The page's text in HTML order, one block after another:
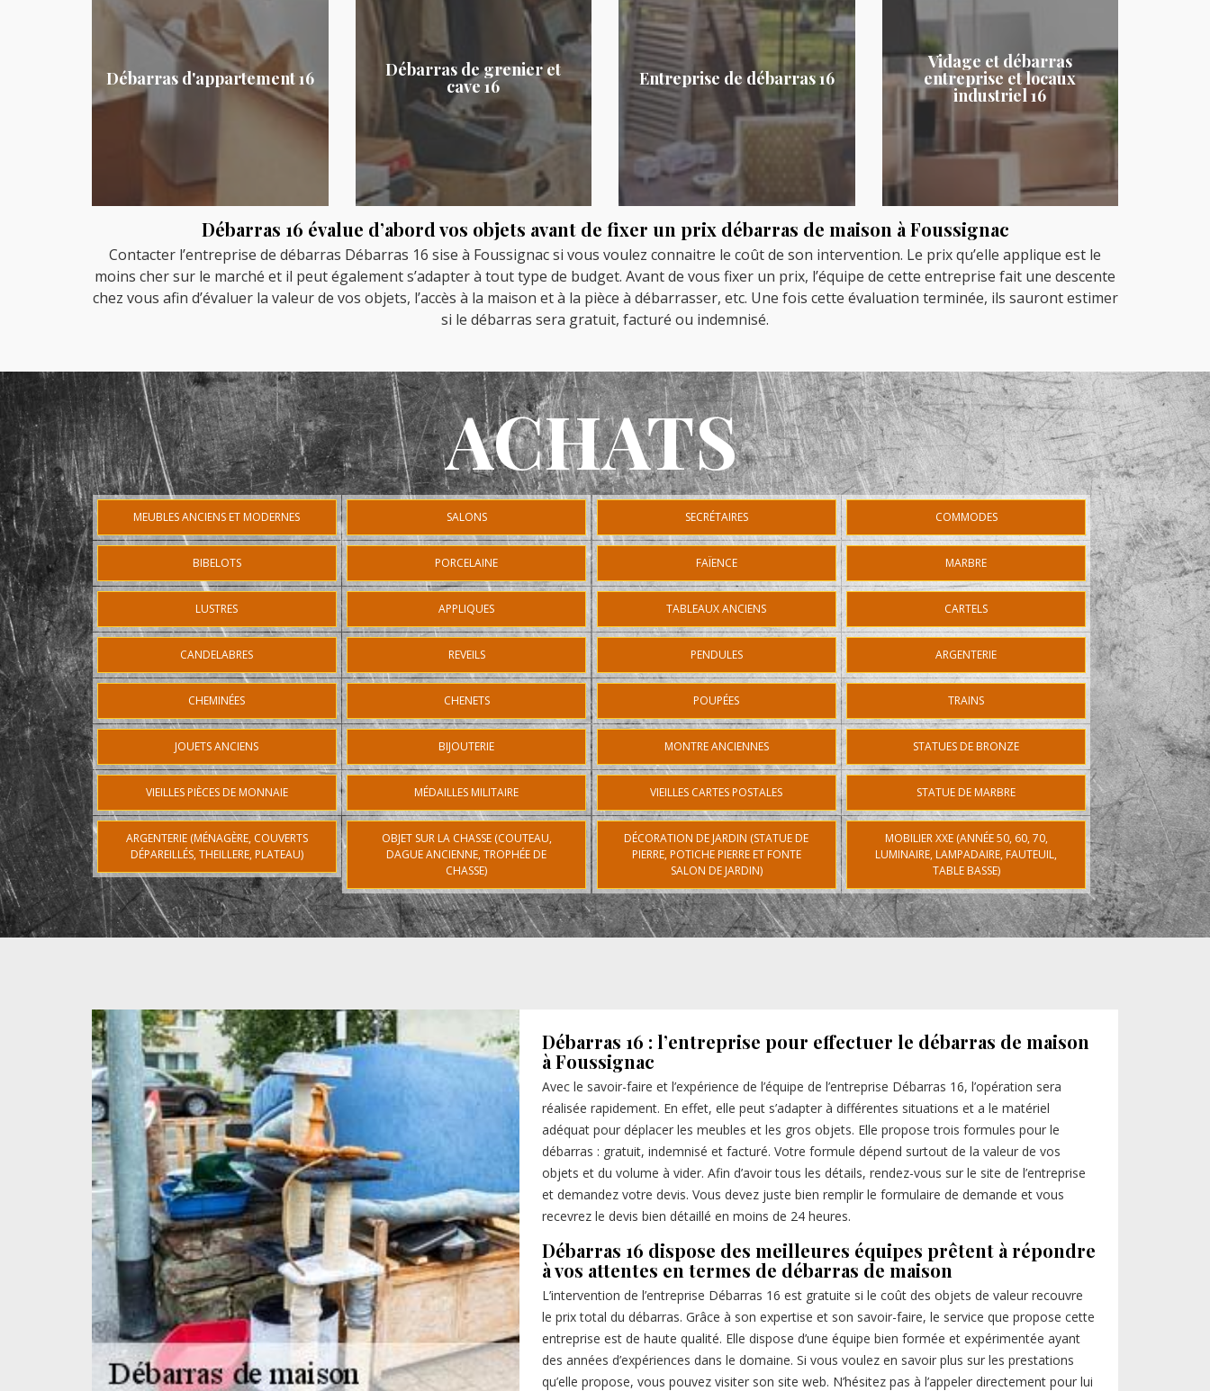
Débarras d'appartement 16 Débarras de grenier et
cave 16 Entreprise de débarras 16
Vidage et débarras
entreprise et locaux
industriel 16
Débarras 16 évalue d’abord vos objets avant de fixer un prix débarras de maison à Foussignac
Contacter l’entreprise de débarras Débarras 16 sise à Foussignac si vous voulez connaitre le coût de son intervention. Le prix qu’elle applique est le
moins cher sur le marché et il peut également s’adapter à tout type de budget. Avant de vous fixer un prix, l’équipe de cette entreprise fait une descente
chez vous afin d’évaluer la valeur de vos objets, l’accès à la maison et à la pièce à débarrasser, etc. Une fois cette évaluation terminée, ils sauront estimer
si le débarras sera gratuit, facturé ou indemnisé.
ACHATS
MEUBLES ANCIENS ET MODERNES SALONS SECRÉTAIRES COMMODES
BIBELOTS PORCELAINE FAÏENCE MARBRE
LUSTRES APPLIQUES TABLEAUX ANCIENS CARTELS
CANDELABRES REVEILS PENDULES ARGENTERIE
CHEMINÉES CHENETS POUPÉES TRAINS
JOUETS ANCIENS BIJOUTERIE MONTRE ANCIENNES STATUES DE BRONZE
VIEILLES PIÈCES DE MONNAIE MÉDAILLES MILITAIRE VIEILLES CARTES POSTALES STATUE DE MARBRE
ARGENTERIE (MÉNAGÈRE, COUVERTS
DÉPAREILLÉS, THEILLERE, PLATEAU)
OBJET SUR LA CHASSE (COUTEAU,
DAGUE ANCIENNE, TROPHÉE DE
CHASSE)
DÉCORATION DE JARDIN (STATUE DE
PIERRE, POTICHE PIERRE ET FONTE
SALON DE JARDIN)
MOBILIER XXE (ANNÉE 50, 60, 70,
LUMINAIRE, LAMPADAIRE, FAUTEUIL,
TABLE BASSE)
Débarras 16 : l’entreprise pour effectuer le débarras de maison
à Foussignac
Avec le savoir-faire et l’expérience de l’équipe de l’entreprise Débarras 16, l’opération sera
réalisée rapidement. En effet, elle peut s’adapter à différentes situations et a le matériel
adéquat pour déplacer les meubles et les gros objets. Elle propose trois formules pour le
débarras : gratuit, indemnisé et facturé. Votre formule dépend surtout de la valeur de vos
objets et du volume à vider. Afin d’avoir tous les détails, rendez-vous sur le site de l’entreprise
et demandez votre devis. Vous devez juste bien remplir le formulaire de demande et vous
recevrez le devis bien détaillé en moins de 24 heures.
Débarras 16 dispose des meilleures équipes prêtent à répondre
à vos attentes en termes de débarras de maison
L’intervention de l’entreprise Débarras 16 est gratuite si le coût des objets de valeur recouvre
le prix total du débarras. Grâce à son expertise et son savoir-faire, le service que propose cette
entreprise est de haute qualité. Elle dispose d’une équipe bien formée et expérimentée ayant
des années d’expériences dans le domaine. Si vous voulez en savoir plus sur les prestations
qu’elle propose, vous pouvez visiter son site web. N’hésitez pas à l’appeler directement pour lui